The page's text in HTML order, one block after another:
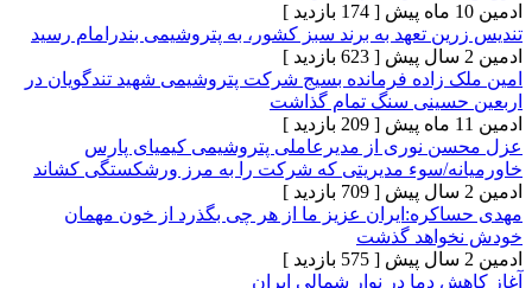
[ 174 بازدید ]
تعهد به برند سبز کشور، به پتروشیمی بندرامام رسید
[ 623 بازدید ]
فرمانده بسیج شرکت پتروشیمی شهید تندگویان در
سنگ تمام گذاشت
[ 209 بازدید ]
از مدیرعاملی پتروشیمی کیمیای پارس
سوء مدیریتی که شرکت را به مرز ورشکستگی کشاند
[ 709 بازدید ]
عزیز ما از هر چی بگذرد از خون مهمان
گذشت
[ 575 بازدید ]
دما در نوار شمالی ایران